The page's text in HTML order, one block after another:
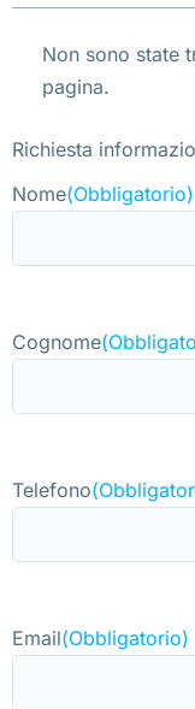
Non sono state
pagina.
Richiesta
Nome(Obbligatorio)
Cognome
Telefono
Email(Obbligatorio)